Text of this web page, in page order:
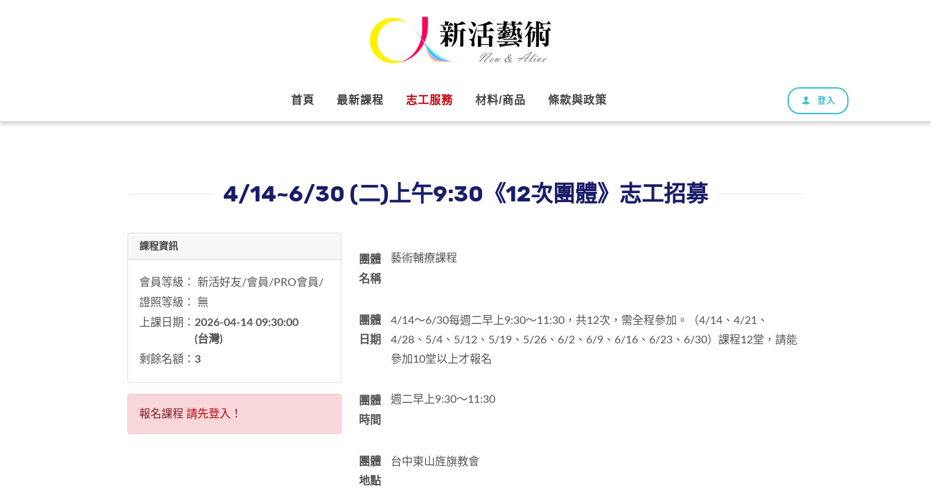
登入
首頁 最新課程 志工服務 材料/商品 條款與政策
4/14~6/30 (二)上午9:30《12次團體》志工招募
課程資訊
會員等級： 新活好友/會員/PRO會員/
證照等級： 無
上課日期： 2026-04-14 09:30:00
(台灣)
剩餘名額： 3
報名課程 請先登入 ！
團體
名稱
藝術輔療課程
團體
日期
4/14～6/30每週二早上9:30～11:30，共12次，需全程參加。（4/14、4/21、
4/28、5/4、5/12、5/19、5/26、6/2、6/9、6/16、6/23、6/30）課程12堂，請能
參加10堂以上才報名
團體
時間
週二早上9:30～11:30
團體
地點
台中東山旌旗教會